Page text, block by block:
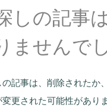
しの記事
ませんでし
記事は、削除されたか、
更された可能性がありま